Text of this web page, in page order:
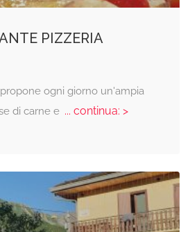
PIZZERIA
ogni giorno un'ampia
di carne e... continua: >